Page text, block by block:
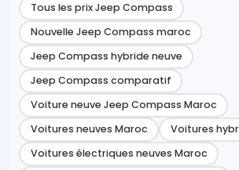
Tous les prix Jeep Compass
Nouvelle Jeep Compass maroc
Jeep Compass hybride neuve
Jeep Compass comparatif
Voiture neuve Jeep Compass Maroc
Voitures neuves Maroc
Voitures
Voitures électriques neuves Maroc